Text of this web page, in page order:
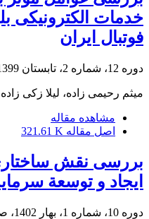
خدمات الکترونیکی
فوتبال ایران
دوره 12، شماره 2، تابستان 1399، صفحه
میثم رحیمی زاده، لیلا زکی
مشاهده مقاله
اصل مقاله 321.61 K
بررسی نقش
ایجاد و توسعة
دوره 10، شماره 1، بهار 1402، صفحه